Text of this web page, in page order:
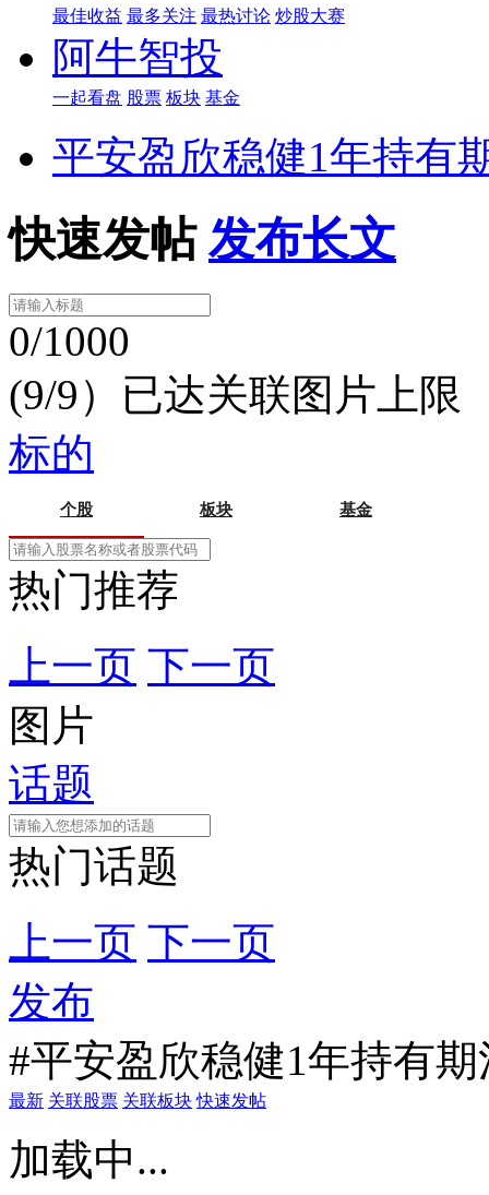
最佳收益 最多关注 最热讨论 炒股大赛
阿牛智投
一起看盘 股票 板块 基金
平安盈欣稳健1年持有
快速发帖 发布长文
0/1000
(9/9）已达关联图片上限
标的
个股 板块 基金
热门推荐
上一页 下一页
图片
话题
热门话题
上一页 下一页
发布
#平安盈欣稳健1年持有期
最新 关联股票 关联板块 快速发帖
加载中...